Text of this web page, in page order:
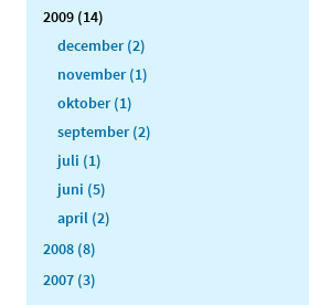
2009 (14)
december (2)
november (1)
oktober (1)
september (2)
juli (1)
juni (5)
april (2)
2008 (8)
2007 (3)